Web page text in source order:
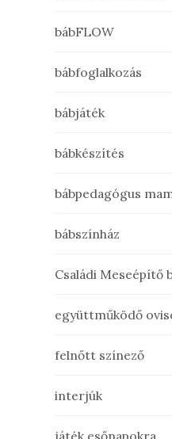
bábFLOW
bábfoglalkozás
bábjáték
bábkészítés
bábpedagógus
bábszínház
Családi Meseépítő
együttműködő
felnőtt színező
interjúk
játék esőnapokra